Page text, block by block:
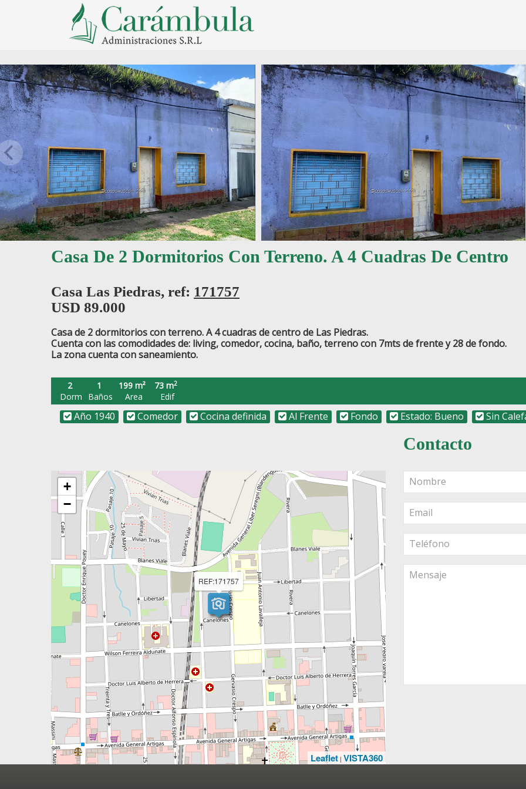
Casa De 2 Dormitorios Con Terreno. A 4 Cuadras De Centro
Casa Las Piedras, ref: 171757
USD 89.000
Casa de 2 dormitorios con terreno. A 4 cuadras de centro de Las Piedras.
Cuenta con las comodidades de: living, comedor, cocina, baño, terreno con 7mts de frente y 28 de fondo.
La zona cuenta con saneamiento.
2
Dorm
1
Baños
199 m²
Area
73 m2
Edif
Año 1940 Comedor Cocina definida Al Frente Fondo Estado: Bueno Sin
REF:171757
+
−
Leaflet | VISTA360
Contacto